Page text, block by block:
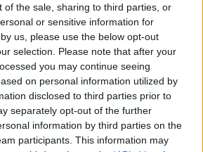
of the sale, sharing to third parties, or
or sensitive information for
us, please use the below opt-out
selection. Please note that after your
you may continue seeing
on personal information utilized by
disclosed to third parties prior to
separately opt-out of the further
information by third parties on the
participants. This information may
pénteken még hideg levegő
viszont a magasban már
Ennek ellenére a talaj közelében
nem számíthatunk – írja
HungaroMet Nonprofit Zrt.